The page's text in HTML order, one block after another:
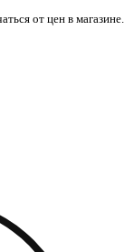
от цен в магазине.